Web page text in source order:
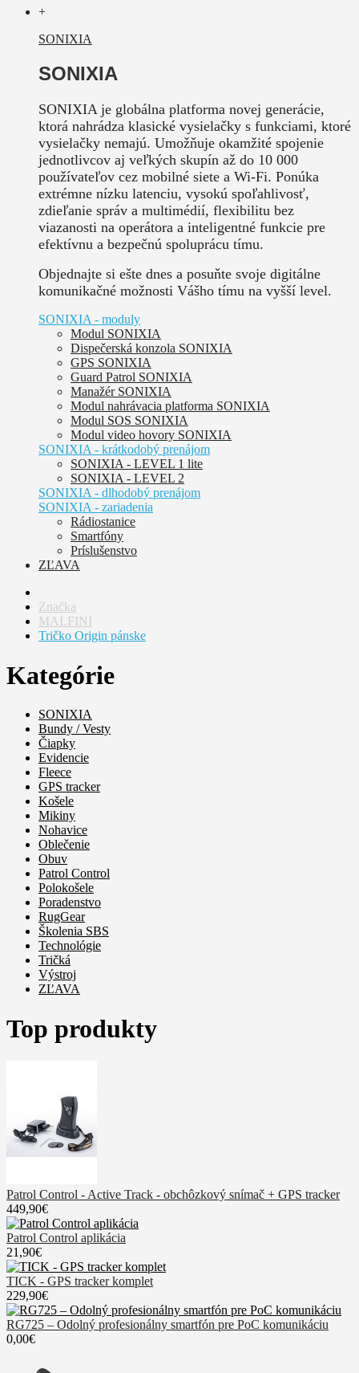
+
SONIXIA
SONIXIA
SONIXIA je globálna platforma novej generácie,
ktorá nahrádza klasické vysielačky s funkciami, ktoré
vysielačky nemajú. Umožňuje okamžité spojenie
jednotlivcov aj veľkých skupín až do 10 000
používateľov cez mobilné siete a Wi-Fi. Ponúka
extrémne nízku latenciu, vysokú spoľahlivosť,
zdieľanie správ a multimédií, flexibilitu bez
viazanosti na operátora a inteligentné funkcie pre
efektívnu a bezpečnú spoluprácu tímu.
Objednajte si ešte dnes a posuňte svoje digitálne
komunikačné možnosti Vášho tímu na vyšší level.
SONIXIA - moduly
Modul SONIXIA
Dispečerská konzola SONIXIA
GPS SONIXIA
Guard Patrol SONIXIA
Manažér SONIXIA
Modul nahrávacia platforma SONIXIA
Modul SOS SONIXIA
Modul video hovory SONIXIA
SONIXIA - krátkodobý prenájom
SONIXIA - LEVEL 1 lite
SONIXIA - LEVEL 2
SONIXIA - dlhodobý prenájom
SONIXIA - zariadenia
Rádiostanice
Smartfóny
Príslušenstvo
ZĽAVA
Značka
MALFINI
Tričko Origin pánske
Kategórie
SONIXIA
Bundy / Vesty
Čiapky
Evidencie
Fleece
GPS tracker
Košele
Mikiny
Nohavice
Oblečenie
Obuv
Patrol Control
Polokošele
Poradenstvo
RugGear
Školenia SBS
Technológie
Tričká
Výstroj
ZĽAVA
Top produkty
Patrol Control - Active Track - obchôzkový snímač + GPS tracker
449,90€
Patrol Control aplikácia
21,90€
TICK - GPS tracker komplet
229,90€
RG725 – Odolný profesionálny smartfón pre PoC komunikáciu
0,00€